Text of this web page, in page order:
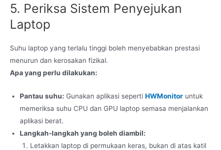
5. Periksa Sistem Penyejukan
Laptop
Suhu laptop yang terlalu tinggi boleh menyebabkan prestasi
menurun dan kerosakan fizikal.
Apa yang perlu dilakukan:
Pantau suhu: Gunakan aplikasi seperti HWMonitor untuk
memeriksa suhu CPU dan GPU laptop semasa menjalankan
aplikasi berat.
Langkah-langkah yang boleh diambil:
Letakkan laptop di permukaan keras, bukan di atas katil